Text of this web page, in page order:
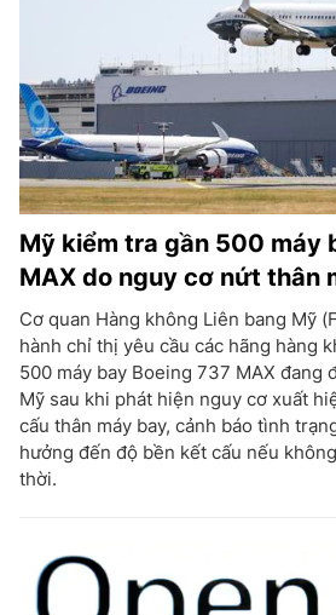
Mỹ kiểm tra gần 500 máy
MAX do nguy cơ nứt thân
Cơ quan Hàng không Liên bang Mỹ
hành chỉ thị yêu cầu các hãng hàng
500 máy bay Boeing 737 MAX đang
Mỹ sau khi phát hiện nguy cơ xuất
cấu thân máy bay, cảnh báo tình
hưởng đến độ bền kết cấu nếu
thời.